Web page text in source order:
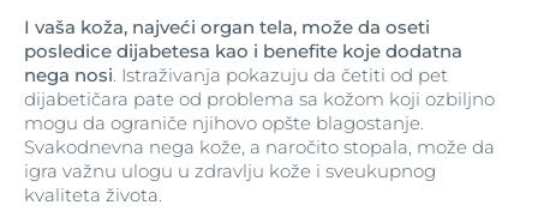
I vaša koža, najveći organ tela, može da oseti
posledice dijabetesa kao i benefite koje dodatna
nega nosi . Istraživanja pokazuju da četiti od pet
dijabetičara pate od problema sa kožom koji ozbiljno
mogu da ograniče njihovo opšte blagostanje.
Svakodnevna nega kože, a naročito stopala, može da
igra važnu ulogu u zdravlju kože i sveukupnog
kvaliteta života.